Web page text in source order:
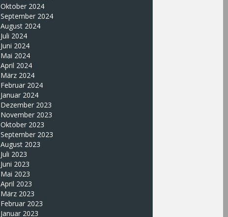
Oktober 2024
September 2024
August 2024
Juli 2024
Juni 2024
Mai 2024
April 2024
März 2024
Februar 2024
Januar 2024
Dezember 2023
November 2023
Oktober 2023
September 2023
August 2023
Juli 2023
Juni 2023
Mai 2023
April 2023
März 2023
Februar 2023
Januar 2023